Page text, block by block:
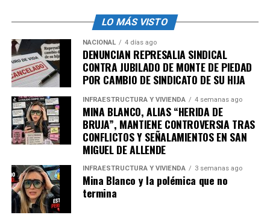
LO MÁS VISTO
NACIONAL 4 días ago
DENUNCIAN REPRESALIA SINDICAL
CONTRA JUBILADO DE MONTE DE PIEDAD
POR CAMBIO DE SINDICATO DE SU HIJA
INFRAESTRUCTURA Y VIVIENDA 4 semanas ago
MINA BLANCO, ALIAS “HERIDA DE
BRUJA”, MANTIENE CONTROVERSIA TRAS
CONFLICTOS Y SEÑALAMIENTOS EN SAN
MIGUEL DE ALLENDE
INFRAESTRUCTURA Y VIVIENDA 3 semanas ago
Mina Blanco y la polémica que no
termina